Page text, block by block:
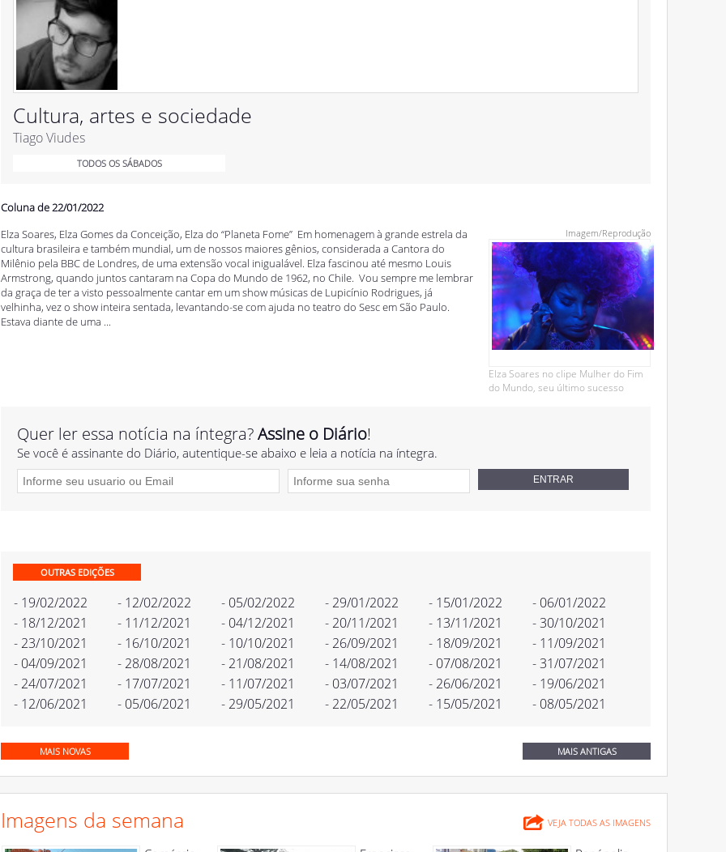
Cultura, artes e sociedade
Tiago Viudes
TODOS OS SÁBADOS
Coluna de 22/01/2022
Imagem/Reprodução
Elza Soares no clipe Mulher do Fim
do Mundo, seu último sucesso
Elza Soares, Elza Gomes da Conceição, Elza do “Planeta Fome” Em homenagem à grande estrela da
cultura brasileira e também mundial, um de nossos maiores gênios, considerada a Cantora do
Milênio pela BBC de Londres, de uma extensão vocal inigualável. Elza fascinou até mesmo Louis
Armstrong, quando juntos cantaram na Copa do Mundo de 1962, no Chile. Vou sempre me lembrar
da graça de ter a visto pessoalmente cantar em um show músicas de Lupicínio Rodrigues, já
velhinha, vez o show inteira sentada, levantando-se com ajuda no teatro do Sesc em São Paulo.
Estava diante de uma ...
Quer ler essa notícia na íntegra?Assine o Diário!
Se você é assinante do Diário, autentique-se abaixo e leia a notícia na íntegra.
OUTRAS EDIÇÕES
- 19/02/2022 - 12/02/2022 - 05/02/2022 - 29/01/2022 - 15/01/2022
- 06/01/2022
- 18/12/2021
- 11/12/2021 - 04/12/2021 - 20/11/2021 - 13/11/2021
- 30/10/2021
- 23/10/2021
- 16/10/2021 - 10/10/2021 - 26/09/2021 - 18/09/2021
- 11/09/2021
- 04/09/2021
- 28/08/2021 - 21/08/2021 - 14/08/2021 - 07/08/2021
- 31/07/2021
- 24/07/2021
- 17/07/2021 - 11/07/2021 - 03/07/2021 - 26/06/2021
- 19/06/2021
- 12/06/2021
- 05/06/2021 - 29/05/2021 - 22/05/2021 - 15/05/2021 - 08/05/2021
MAIS NOVAS MAIS ANTIGAS
Imagens da semana VEJA TODAS AS IMAGENS